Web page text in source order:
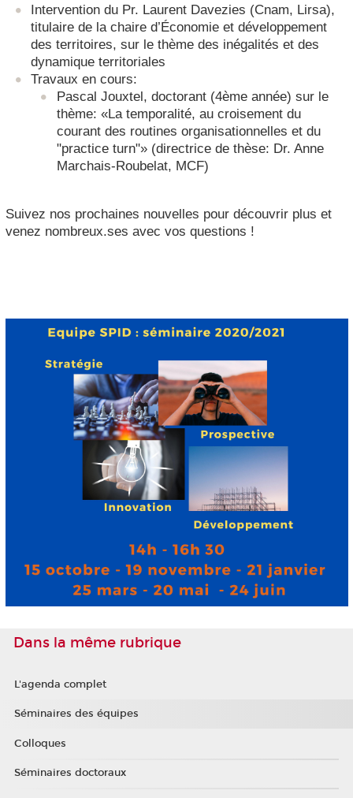
Intervention du Pr. Laurent Davezies (Cnam, Lirsa),
titulaire de la chaire d’Économie et développement
des territoires, sur le thème des inégalités et des
dynamique territoriales
Travaux en cours:
Pascal Jouxtel, doctorant (4ème année) sur le
thème: «La temporalité, au croisement du
courant des routines organisationnelles et du
"practice turn"» (directrice de thèse: Dr. Anne
Marchais-Roubelat, MCF)
Suivez nos prochaines nouvelles pour découvrir plus et
venez nombreux.ses avec vos questions !
Dans la même rubrique
L'agenda complet
Séminaires des équipes
Colloques
Séminaires doctoraux